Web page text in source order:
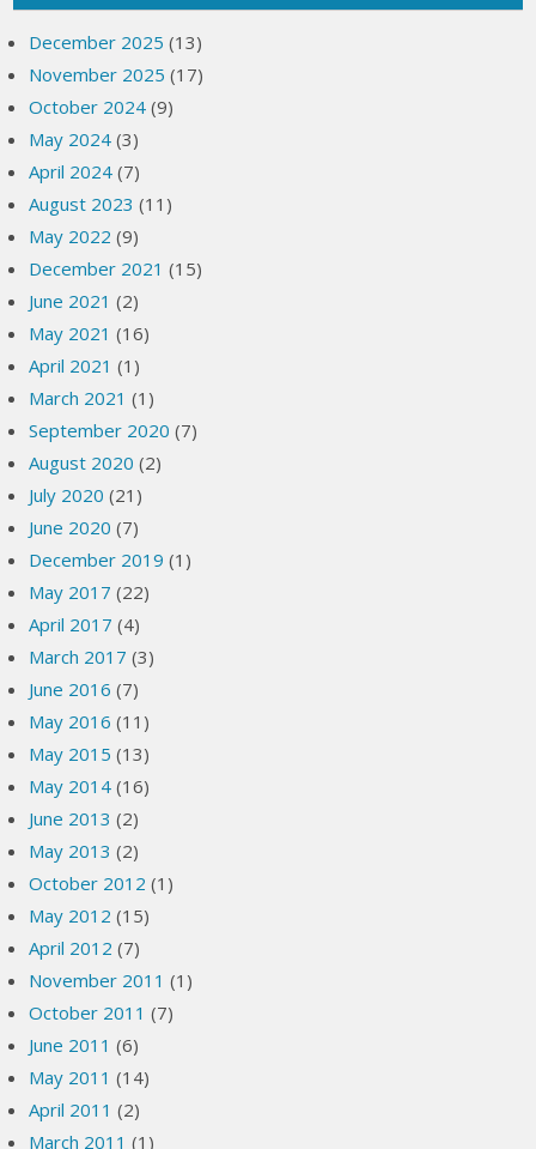
December 2025 (13)
November 2025 (17)
October 2024 (9)
May 2024 (3)
April 2024 (7)
August 2023 (11)
May 2022 (9)
December 2021 (15)
June 2021 (2)
May 2021 (16)
April 2021 (1)
March 2021 (1)
September 2020 (7)
August 2020 (2)
July 2020 (21)
June 2020 (7)
December 2019 (1)
May 2017 (22)
April 2017 (4)
March 2017 (3)
June 2016 (7)
May 2016 (11)
May 2015 (13)
May 2014 (16)
June 2013 (2)
May 2013 (2)
October 2012 (1)
May 2012 (15)
April 2012 (7)
November 2011 (1)
October 2011 (7)
June 2011 (6)
May 2011 (14)
April 2011 (2)
March 2011 (1)